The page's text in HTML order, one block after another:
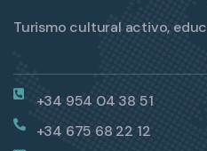
Turismo cultural activo,
+34 954 04 38 51
+34 675 68 22 12